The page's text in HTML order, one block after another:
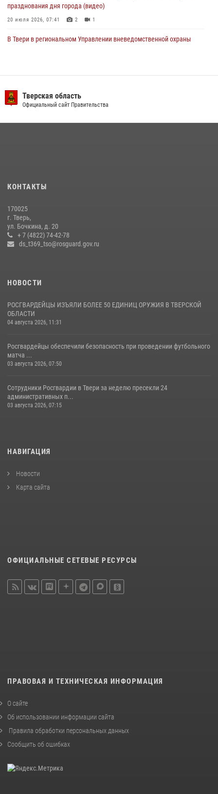
празднования дня города (видео)
20 июля 2026, 07:41 2 1
В Твери в региональном Управлении вневедомственной охраны
10 июля 2026, 08:44 1
боксов (видео)
В Тверской области Росгвардейцы проводят комплексные
проверки детских оздоровительных лагерей
08 июля 2026, 12:16 1
Тверская область
Официальный сайт Правительства
КОНТАКТЫ
170025
г. Тверь,
ул. Бочкина, д. 20
+ 7 (4822) 74-42-78
ds_t369_tso@rosguard.gov.ru
НОВОСТИ
РОСГВАРДЕЙЦЫ ИЗЪЯЛИ БОЛЕЕ 50 ЕДИНИЦ ОРУЖИЯ В ТВЕРСКОЙ
ОБЛАСТИ
04 августа 2026, 11:31
Росгвардейцы обеспечили безопасность при проведении футбольного
матча ...
03 августа 2026, 07:50
Сотрудники Росгвардии в Твери за неделю пресекли 24
административных п...
03 августа 2026, 07:15
НАВИГАЦИЯ
Новости
Карта сайта
ОФИЦИАЛЬНЫЕ СЕТЕВЫЕ РЕСУРСЫ
ПРАВОВАЯ И ТЕХНИЧЕСКАЯ ИНФОРМАЦИЯ
О сайте
Об использовании информации сайта
Правила обработки персональных данных
Сообщить об ошибках